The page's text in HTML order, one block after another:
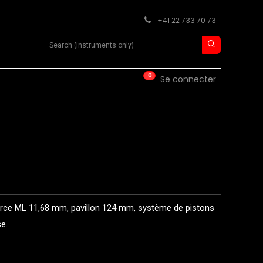
+41 22 733 70 73
Search product
0 Se connecter
ML 11,68 mm, pavillon 124 mm, système de pistons